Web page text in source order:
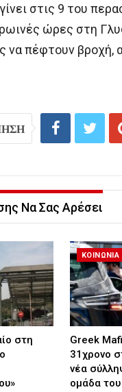
στις 9 του
ώρες στη
να πέφτουν βροχή,
Να Σας Αρέσει
στη
ΚΟΙΝΩΝΙΑ
Greek
31χρονο
νέα
ομάδα του